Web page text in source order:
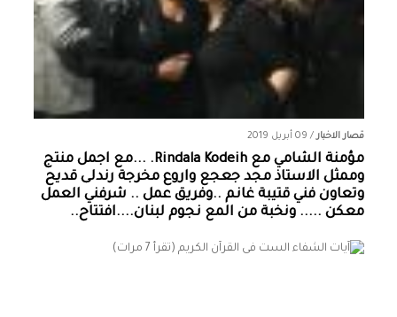
قصار الاخبار/ 09 أبريل 2019
مؤمنة الشامي‏ مع ‏‎Rindala Kodeih‎‏. ...مع اجمل منتج
وممثل الاستاذ مجد جعجع واروع مخرجة رندلى قديح
وتعاون فني قتيبة غانم ..وفريق عمل .. شرفني العمل
معكن ..... ونخبة من المع نجوم لبنان....افتتاح..